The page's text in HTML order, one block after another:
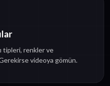
tipleri, renkler ve
videoya gömün.